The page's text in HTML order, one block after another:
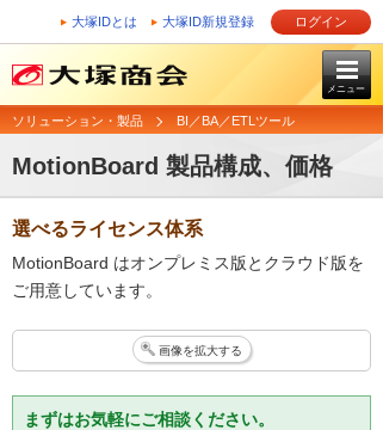
大塚IDとは 大塚ID新規登録 ログイン
メニュー
ソリューション・製品 BI／BA／ETLツール
MotionBoard 製品構成、価格
選べるライセンス体系
MotionBoard はオンプレミス版とクラウド版を
ご用意しています。
画像を拡大する
まずはお気軽にご相談ください。